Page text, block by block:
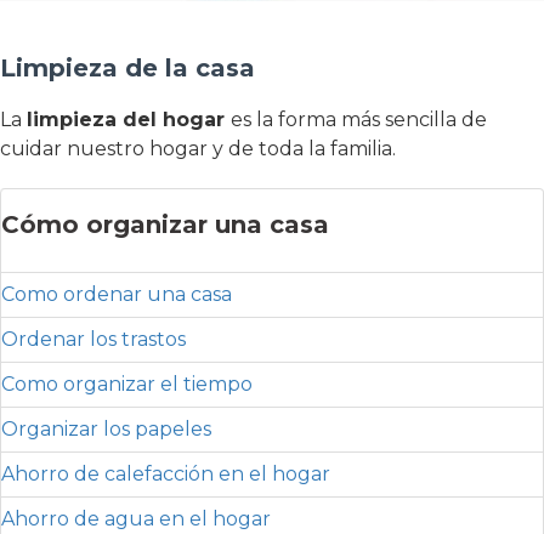
Limpieza de la casa
La limpieza del hogar es la forma más sencilla de
cuidar nuestro hogar y de toda la familia.
Cómo organizar una casa
Como ordenar una casa
Ordenar los trastos
Como organizar el tiempo
Organizar los papeles
Ahorro de calefacción en el hogar
Ahorro de agua en el hogar